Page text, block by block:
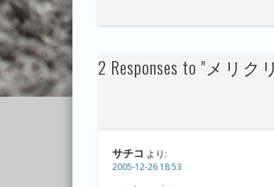
2 Responses to "メリク
サチコ より:
2005-12-26 18:53